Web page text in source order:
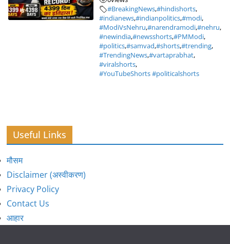
#BreakingNews,#hindishorts,
#indianews,#indianpolitics,#modi,
#ModiVsNehru,#narendramodi,#nehru,
#newindia,#newsshorts,#PMModi,
#politics,#samvad,#shorts,#trending,
#TrendingNews,#vartaprabhat,
#viralshorts,
#YouTubeShorts #politicalshorts
Useful Links
मौसम
Disclaimer (अस्वीकरण)
Privacy Policy
Contact Us
आहार